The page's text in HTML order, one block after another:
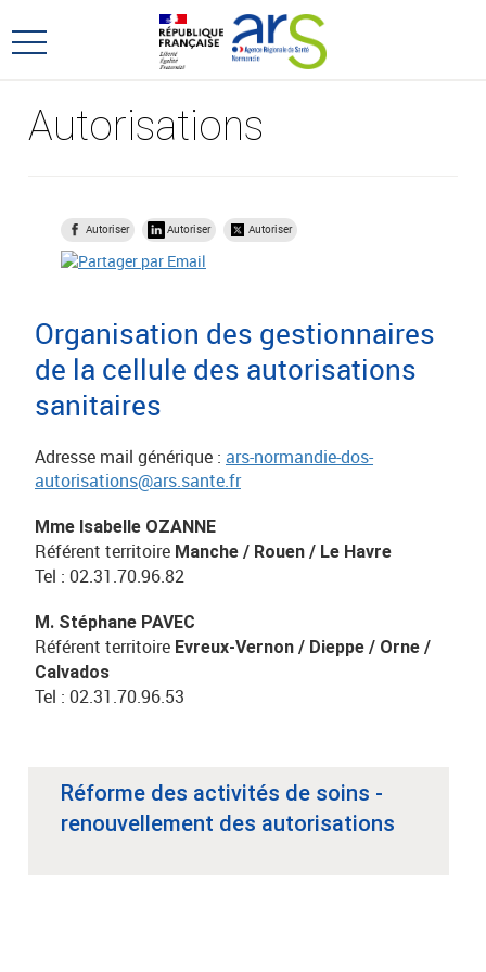
au
menu
au
contenu
Ouvrir
principal
Autorisations
Autoriser Autoriser Autoriser
Organisation des gestionnaires
de la cellule des autorisations
sanitaires
Adresse mail générique : ars-normandie-dos-
autorisations@ars.sante.fr
Mme Isabelle OZANNE
Référent territoire Manche / Rouen / Le Havre
Tel : 02.31.70.96.82
M. Stéphane PAVEC
Référent territoire Evreux-Vernon / Dieppe / Orne /
Calvados
Tel : 02.31.70.96.53
Réforme des activités de soins -
renouvellement des autorisations